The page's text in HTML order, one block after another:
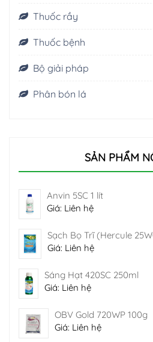
Thuốc rầy
Thuốc bệnh
Bộ giải pháp
Phân bón lá
SẢN PHẨM
Anvin 5SC 1 lít
Giá: Liên hệ
Sạch Bọ Trĩ (Hercule
Giá: Liên hệ
Sáng Hạt 420SC 250ml
Giá: Liên hệ
OBV Gold 720WP 100g
Giá: Liên hệ